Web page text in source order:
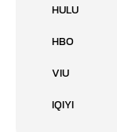
HULU
HBO
VIU
IQIYI